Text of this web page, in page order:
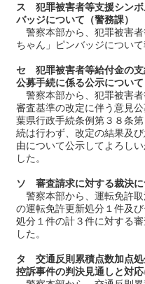
ス 犯罪被害者等支援シン
バッジについて（警務課）
警察本部から、犯罪被害
ちゃん」ピンバッジについて
セ 犯罪被害者等給付金の支
公募手続に係る公示について
警察本部から、犯罪被害
審査基準の改定に伴う意見
葉県行政手続条例第３８条
続は行わず、改定の結果及
由について公示してよろし
した。
ソ 審査請求に対する裁決に
警察本部から、運転免許
の運転免許更新処分１件及
処分１件の計３件に対する
した。
タ 交通反則累積点数加点処
控訴事件の判決見通しと対応